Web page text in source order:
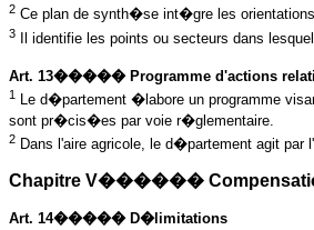
2 Ce plan de synth�se int�gre les
3 Il identifie les points ou secteurs dans
Art. 13����� Programme d'actions
1
Le d�partement �labore un programme
sont pr�cis�es par voie r�glementaire.
2 Dans l'aire agricole, le d�partement agit
Chapitre V������
Art. 14����� D�limitations